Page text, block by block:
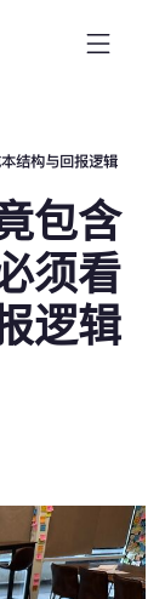
结构与回报逻辑
包含
须看
逻辑